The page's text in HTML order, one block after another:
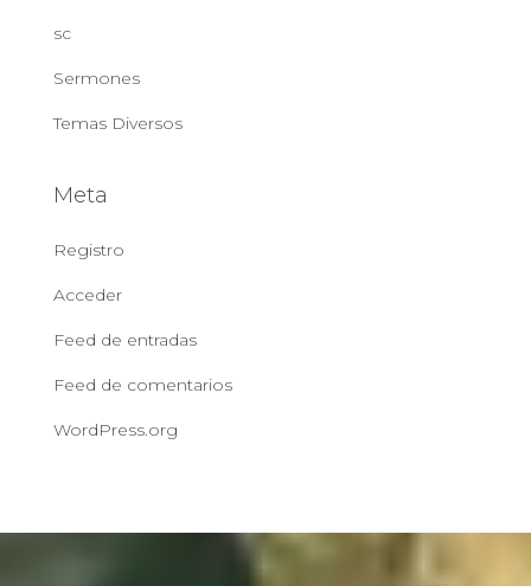
sc
Sermones
Temas Diversos
Meta
Registro
Acceder
Feed de entradas
Feed de comentarios
WordPress.org